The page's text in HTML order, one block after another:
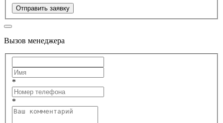
Отправить заявку
Вызов менеджера
*
*